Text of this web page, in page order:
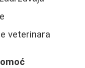
veterinara